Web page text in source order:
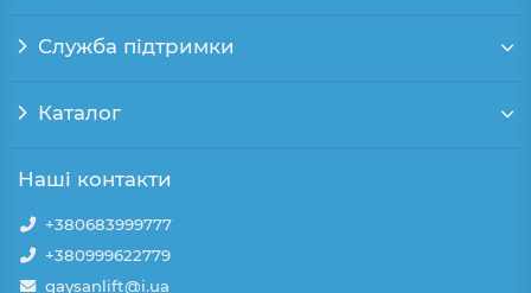
Служба підтримки
Каталог
Наші контакти
+380683999777
+380999622779
gaysanlift@i.ua